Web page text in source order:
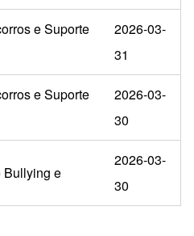
e Suporte
2026-03-
31
e Suporte
2026-03-
30
Bullying e
2026-03-
30